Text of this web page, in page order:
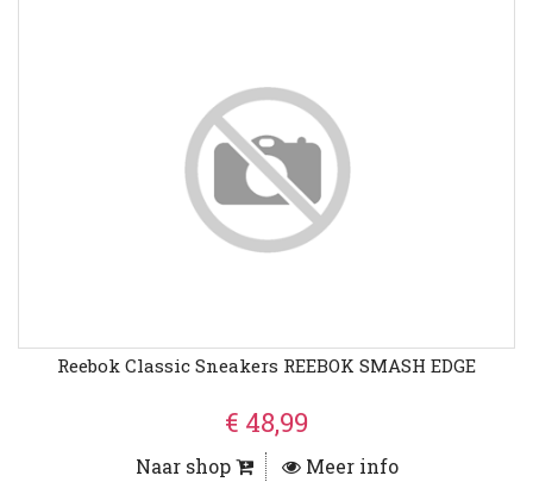
Reebok Classic Sneakers REEBOK SMASH EDGE
€ 48,99
Naar shop Meer info